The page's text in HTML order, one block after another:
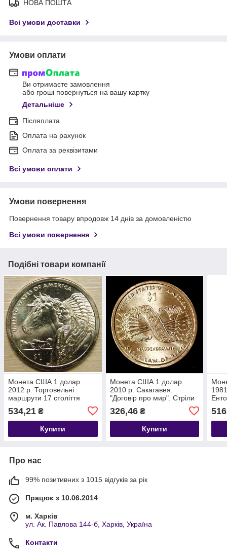
НОВА ПОШТА
Всі умови доставки
Умови оплати
Ви отримаєте замовлення
або гроші повернуться на вашу картку
Детальніше
Післяплата
Оплата на рахунок
Оплата за реквізитами
Всі умови оплати
Умови повернення
Повернення товару впродовж 14 днів за домовленістю
Всі умови повернення
Подібні товари компанії
Монета США 1 долар
2012 р. Торговельні
маршрути 17 століття
534,21 ₴
Купити
Монета США 1 долар
2010 р. Сакагавея.
"Договір про мир". Стріли
326,46₴
Купити
Про нас
99% позитивних з 1015 відгуків за рік
Працює з 10.06.2014
м. Харків
ул. Ак. Павлова 144-б, Харків, Україна
Контакти